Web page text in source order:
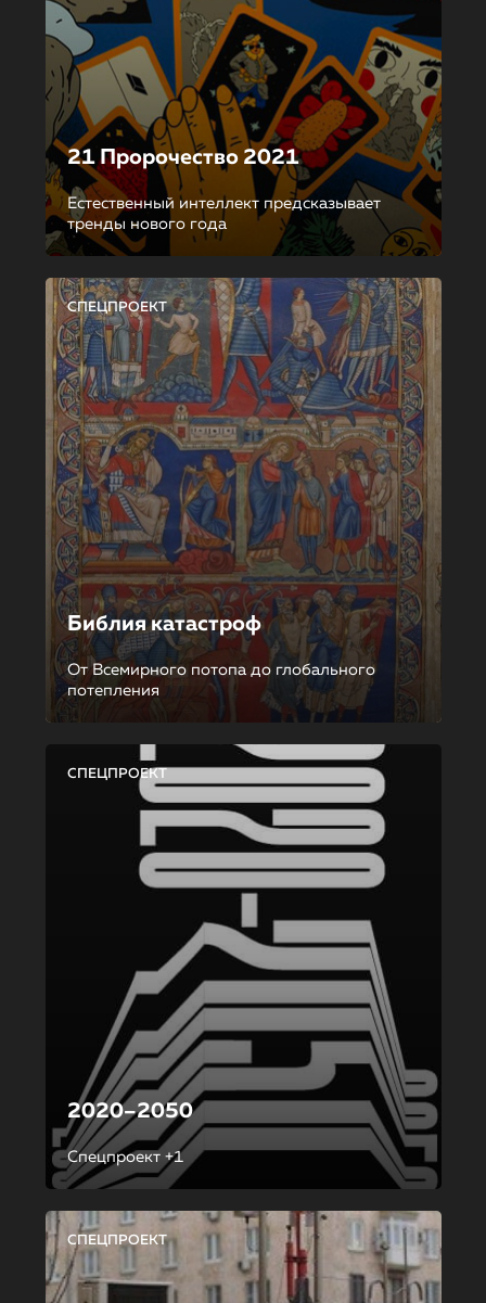
21 Пророчество 2021
Естественный интеллект предсказывает
тренды нового года
СПЕЦПРОЕКТ
Библия катастроф
От Всемирного потопа до глобального
потепления
СПЕЦПРОЕКТ
2020–2050
Спецпроект +1
СПЕЦПРОЕКТ